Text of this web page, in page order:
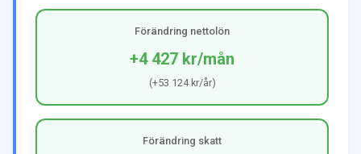
Förändring nettolön
+4 427 kr/mån
(+53 124 kr/år)
Förändring skatt